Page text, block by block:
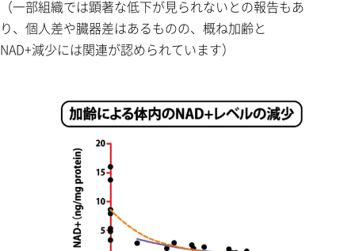
（一部組織では顕著な低下が見られないとの報告もあ
り、個人差や臓器差はあるものの、概ね加齢と
NAD+減少には関連が認められています）